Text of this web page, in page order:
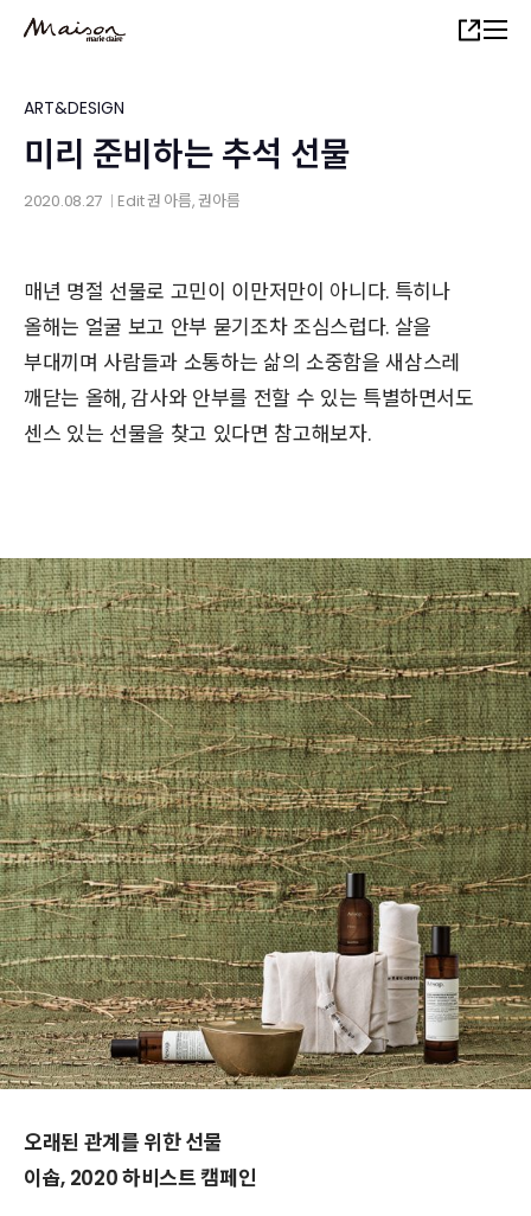
content
Share
ART&DESIGN
미리 준비하는 추석 선물
2020.08.27 Edit권 아름, 권아름
매년 명절 선물로 고민이 이만저만이 아니다. 특히나
올해는 얼굴 보고 안부 묻기조차 조심스럽다. 살을
부대끼며 사람들과 소통하는 삶의 소중함을 새삼스레
깨닫는 올해, 감사와 안부를 전할 수 있는 특별하면서도
센스 있는 선물을 찾고 있다면 참고해보자.
오래된 관계를 위한 선물
이솝, 2020 하비스트 캠페인